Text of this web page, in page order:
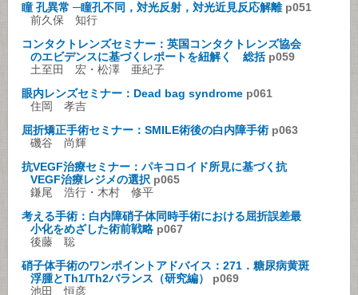
瞳 孔異常 ─瞳孔不同，対光反射，対光近見反応解離 p051
前久保 知行
コンタクトレンズセミナー：英国コンタクトレンズ協会
のエビデンスに基づくレポートを紐解く 総括 p059
土至田 宏・松澤 亜紀子
眼内レンズセミナー：Dead bag syndrome p061
住岡 孝吉
屈折矯正手術セミナー：SMILE術後の白内障手術 p063
磯谷 尚輝
抗VEGF治療セミナー：パキコロイド所見に基づく抗
VEGF治療レジメの選択 p065
鎌尾 浩行・木村 修平
考える手術：白内障硝子体同時手術における屈折誤差最
小化をめざした術前戦略 p067
後藤 聡
硝子体手術のワンポイントアドバイス：271．糖尿病黄斑
浮腫とTh1/Th2バランス（研究編）
p069
池田 恒彦